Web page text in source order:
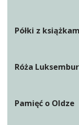
Półki z
Róża
Pamięć o Oldze